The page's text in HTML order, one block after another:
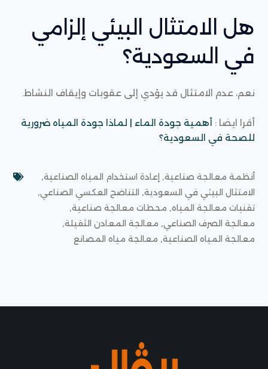
هل الامتثال البيئي إلزامي
في السعودية؟
نعم، عدم الامتثال قد يؤدي إلى عقوبات وإيقاف النشاط.
أقرا ايضا : أهمية جودة الماء | لماذا جودة المياه ضرورية
للصحة في السعودية؟
أنظمة معالجة صناعية, إعادة استخدام المياه الصناعية,
الامتثال البيئي في السعودية, التناضح العكسي الصناعي,
تقنيات معالجة المياه, محطات معالجة صناعية,
معالجة الصرف الصناعي, معالجة المعادن الثقيلة,
معالجة المياه الصناعية, معالجة مياه المصانع